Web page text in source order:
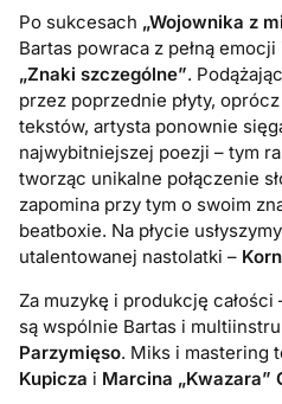
Po sukcesach „Wojownika z
Bartas powraca z pełną
„Znaki szczególne”.
przez poprzednie płyty,
tekstów, artysta ponownie
najwybitniejszej poezji – tym
tworząc unikalne połączenie
zapomina przy tym o swoim
beatboxie. Na płycie
utalentowanej nastolatki –
Za muzykę i produkcję
są wspólnie Bartas i
Parzymięso. Miks i mastering
Kupicza i Marcina „Kwazara”